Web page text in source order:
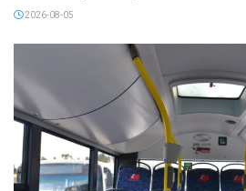
2026-08-05